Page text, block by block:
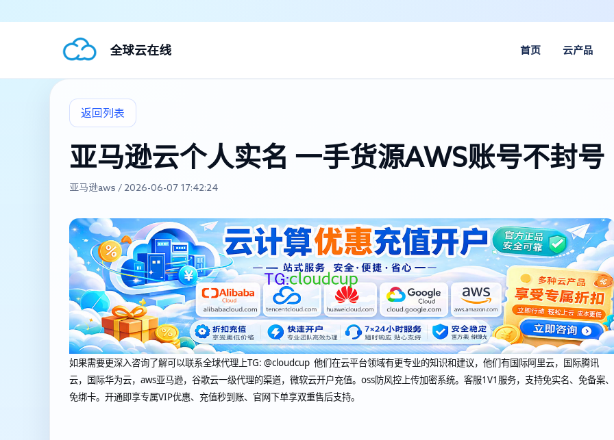
全球云在线 首页 云产品
返回列表
亚马逊云个人实名 一手货源AWS账号不封号
亚马逊aws / 2026-06-07 17:42:24
如果需要更深入咨询了解可以联系全球代理上TG: @cloudcup 他们在云平台领域有更专业的知识和建议，他们有国际阿里云，国际腾讯
云，国际华为云，aws亚马逊，谷歌云一级代理的渠道，微软云开户充值。oss防风控上传加密系统。客服1V1服务，支持免实名、免备案、
免绑卡。开通即享专属VIP优惠、充值秒到账、官网下单享双重售后支持。